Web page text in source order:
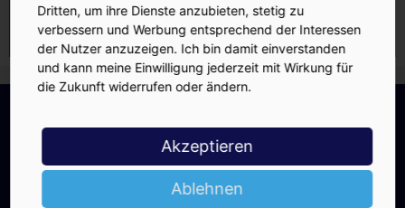
Jetzt anmelden!
Dritten, um ihre Dienste anzubieten, stetig zu
verbessern und Werbung entsprechend der Interessen
der Nutzer anzuzeigen. Ich bin damit einverstanden
und kann meine Einwilligung jederzeit mit Wirkung für
die Zukunft widerrufen oder ändern.
Akzeptieren
Ablehnen